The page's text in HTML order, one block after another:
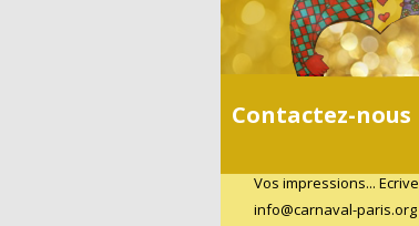
Contactez-nous
Vos impressions...
info@carnaval-paris.org